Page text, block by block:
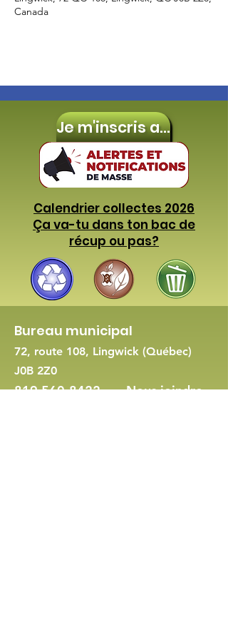
Canada
Je m'inscris aux
Calendrier collectes 2026
Ça va-tu dans ton bac de
récup ou pas?
Bureau municipal
72, route 108, Lingwick (Québec)
J0B 2Z0
819 560-8422-Nous joindre